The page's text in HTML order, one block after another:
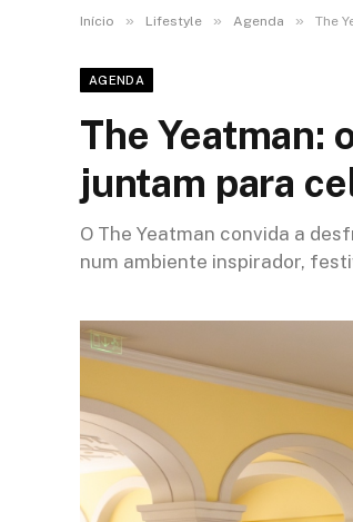
Início » Lifestyle » Agenda » The
AGENDA
The Yeatman:
juntam para
O The Yeatman convida a
num ambiente inspirador,